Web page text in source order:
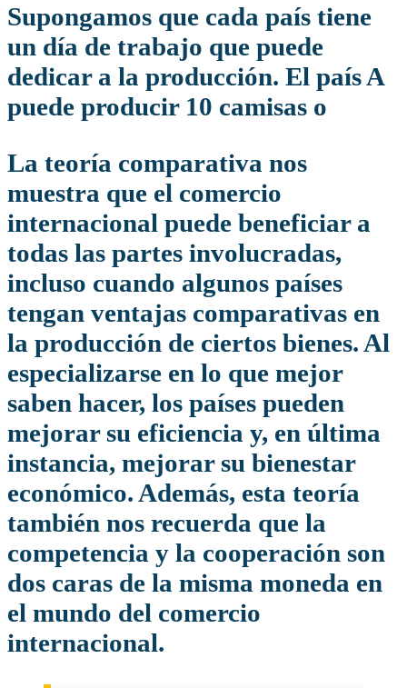
Supongamos que cada país tiene
un día de trabajo que puede
dedicar a la producción. El país A
puede producir 10 camisas o
la teoría comparativa nos
muestra que el comercio
internacional puede beneficiar a
todas las partes involucradas,
incluso cuando algunos países
tengan ventajas comparativas en
la producción de ciertos bienes. Al
especializarse en lo que mejor
saben hacer, los países pueden
mejorar su eficiencia y, en última
instancia, mejorar su bienestar
económico. Además, esta teoría
también nos recuerda que la
competencia y la cooperación son
dos caras de la misma moneda en
el mundo del comercio
internacional.